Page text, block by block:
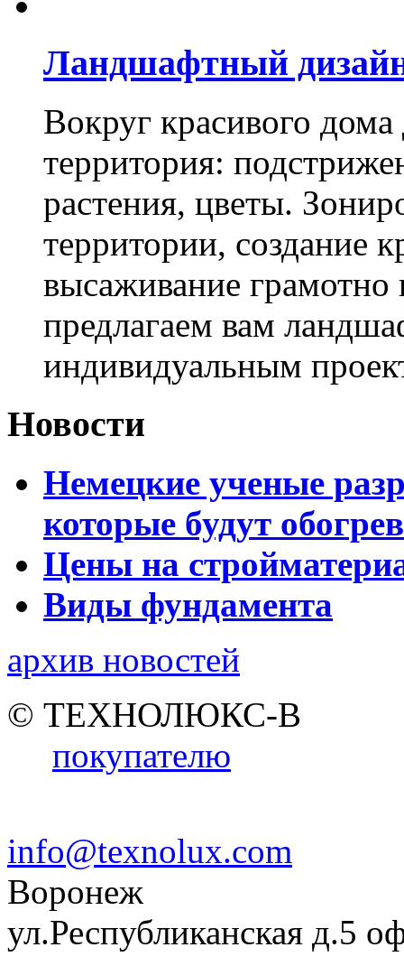
Ландшафтный
Вокруг красивого
территория:
растения, цветы.
территории, создание
высаживание
предлагаем вам
индивидуальным
Новости
Немецкие ученые
которые будут
Цены на
Виды фундамента
архив новостей
© ТЕХНОЛЮКС-В
покупателю
info@texnolux.com
Воронеж
ул.Республиканская д.5